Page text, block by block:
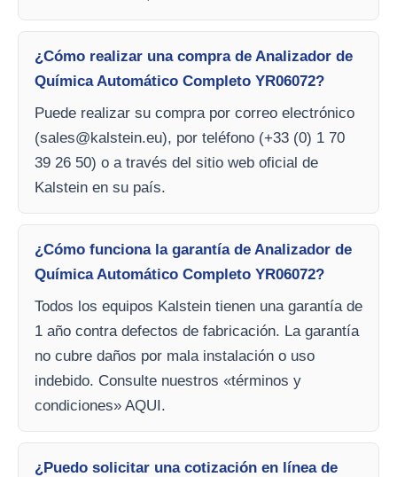
¿Cómo realizar una compra de Analizador de
Química Automático Completo YR06072?
Puede realizar su compra por correo electrónico
(sales@kalstein.eu), por teléfono (+33 (0) 1 70
39 26 50) o a través del sitio web oficial de
Kalstein en su país.
¿Cómo funciona la garantía de Analizador de
Química Automático Completo YR06072?
Todos los equipos Kalstein tienen una garantía de
1 año contra defectos de fabricación. La garantía
no cubre daños por mala instalación o uso
indebido. Consulte nuestros «términos y
condiciones» AQUI.
¿Puedo solicitar una cotización en línea de